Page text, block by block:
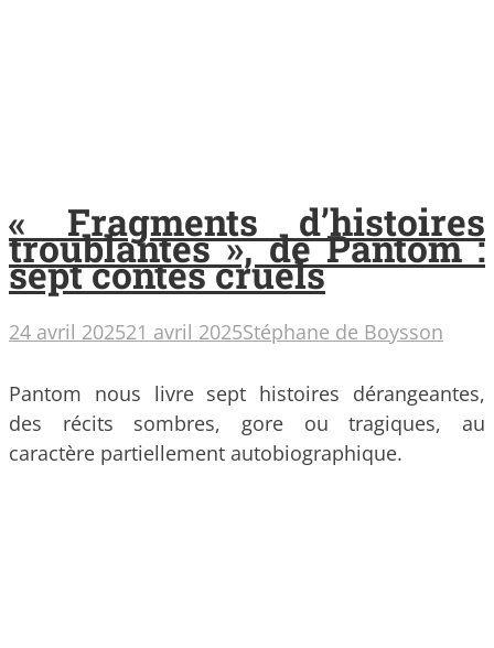
« Fragments d’histoires
troublantes », de Pantom :
sept contes cruels
24 avril 202521 avril 2025Stéphane de Boysson
Pantom nous livre sept histoires dérangeantes,
des récits sombres, gore ou tragiques, au
caractère partiellement autobiographique.